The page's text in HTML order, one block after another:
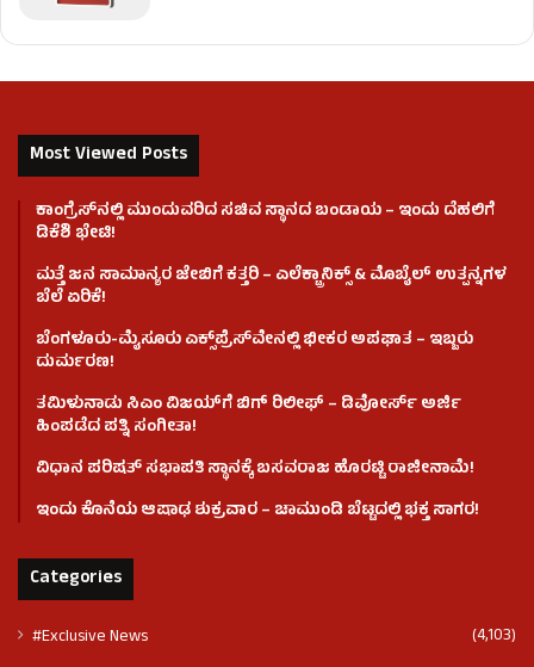
Most Viewed Posts
ಕಾಂಗ್ರೆಸ್​ನಲ್ಲಿ ಮುಂದುವರಿದ ಸಚಿವ ಸ್ಥಾನದ ಬಂಡಾಯ – ಇಂದು ದೆಹಲಿಗೆ
ಡಿಕೆಶಿ ಭೇಟಿ!
ಮತ್ತೆ ಜನ ಸಾಮಾನ್ಯರ ಜೇಬಿಗೆ ಕತ್ತರಿ – ಎಲೆಕ್ಟ್ರಾನಿಕ್ಸ್ & ಮೊಬೈಲ್ ಉತ್ಪನ್ನಗಳ
ಬೆಲೆ ಏರಿಕೆ!
ಬೆಂಗಳೂರು-ಮೈಸೂರು ಎಕ್ಸ್‌ಪ್ರೆಸ್‌ವೇನಲ್ಲಿ ಭೀಕರ ಅಪಘಾತ – ಇಬ್ಬರು
ದುರ್ಮರಣ!
ತಮಿಳುನಾಡು ಸಿಎಂ ವಿಜಯ್‌ಗೆ ಬಿಗ್ ರಿಲೀಫ್ – ಡಿವೋರ್ಸ್ ಅರ್ಜಿ
ಹಿಂಪಡೆದ ಪತ್ನಿ ಸಂಗೀತಾ!
ವಿಧಾನ ಪರಿಷತ್ ಸಭಾಪತಿ ಸ್ಥಾನಕ್ಕೆ ಬಸವರಾಜ ಹೊರಟ್ಟಿ ರಾಜೀನಾಮೆ!
ಇಂದು ಕೊನೆಯ ಆಷಾಢ ಶುಕ್ರವಾರ – ಚಾಮುಂಡಿ ಬೆಟ್ಟದಲ್ಲಿ ಭಕ್ತ ಸಾಗರ!
Categories
#Exclusive News (4,103)